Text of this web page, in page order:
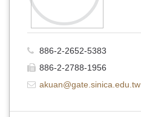
886-2-2652-5383
886-2-2788-1956
akuan@gate.sinica.edu.tw